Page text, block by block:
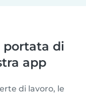
portata di
app
di lavoro, le